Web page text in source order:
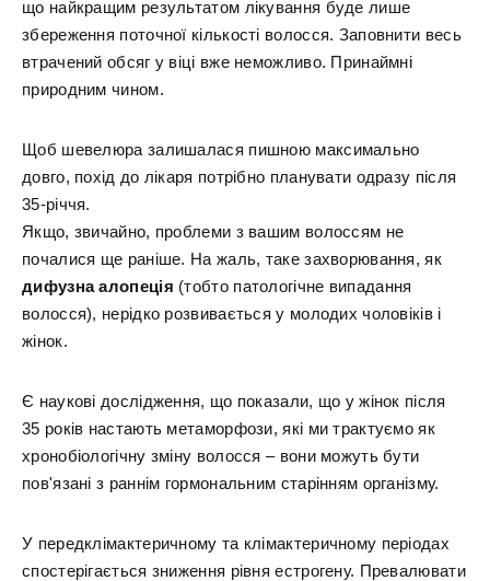
що найкращим результатом лікування буде лише
збереження поточної кількості волосся. Заповнити весь
втрачений обсяг у віці вже неможливо. Принаймні
природним чином.
Щоб шевелюра залишалася пишною максимально
довго, похід до лікаря потрібно планувати одразу після
35-річчя.
Якщо, звичайно, проблеми з вашим волоссям не
почалися ще раніше. На жаль, таке захворювання, як
дифузна алопеція (тобто патологічне випадання
волосся), нерідко розвивається у молодих чоловіків і
жінок.
Є наукові дослідження, що показали, що у жінок після
35 років настають метаморфози, які ми трактуємо як
хронобіологічну зміну волосся – вони можуть бути
пов'язані з раннім гормональним старінням організму.
У передклімактеричному та клімактеричному періодах
спостерігається зниження рівня естрогену. Превалювати